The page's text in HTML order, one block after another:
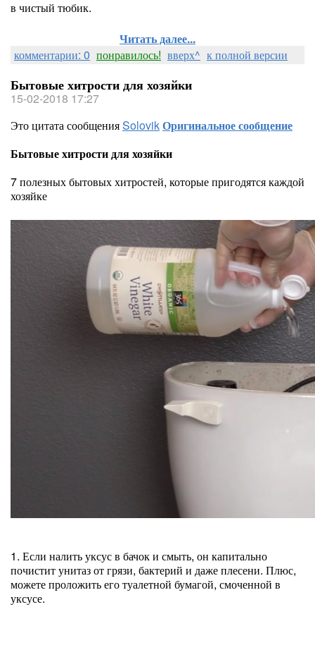
в чистый тюбик.
Читать далее...
комментарии: 0 понравилось! вверх^ к полной версии
Бытовые хитрости для хозяйки
15-02-2018 17:27
Это цитата сообщенияSolovikОригинальное сообщение
Бытовые хитрости для хозяйки
7 полезных бытовых хитростей, которые пригодятся каждой
хозяйке
1. Если налить уксус в бачок и смыть, он капитально
почистит унитаз от грязи, бактерий и даже плесени. Плюс,
можете проложить его туалетной бумагой, смоченной в
уксусе.